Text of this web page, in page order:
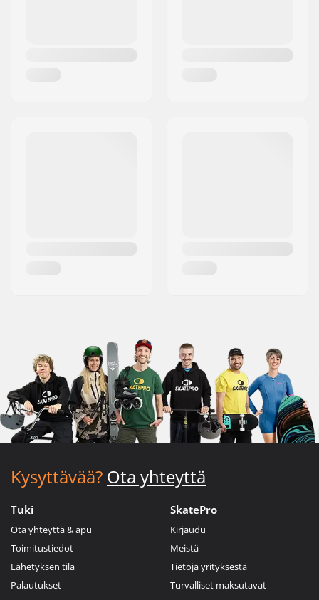
Kysyttävää? Ota yhteyttä
Tuki
Ota yhteyttä & apu
Toimitustiedot
Lähetyksen tila
Palautukset
SkatePro
Kirjaudu
Meistä
Tietoja yrityksestä
Turvalliset maksutavat